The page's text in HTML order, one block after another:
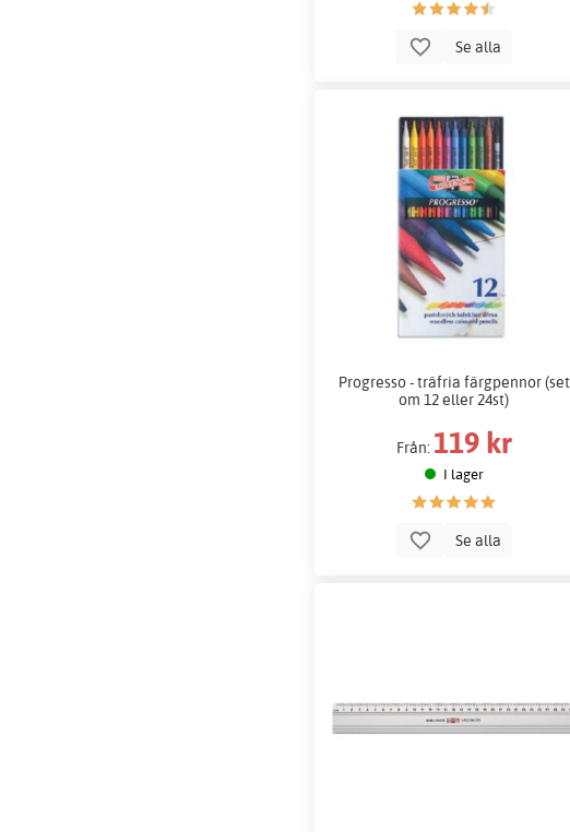
Se alla
Progresso - träfria färgpennor (set
om 12 eller 24st)
Från: 119 kr
I lager
Se alla